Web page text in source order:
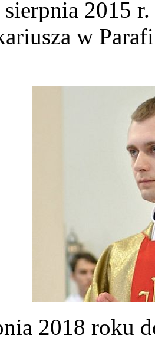
2015
w
2018 roku